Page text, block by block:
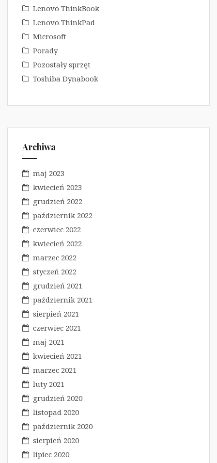
Lenovo ThinkBook
Lenovo ThinkPad
Microsoft
Porady
Pozostały sprzęt
Toshiba Dynabook
Archiwa
maj 2023
kwiecień 2023
grudzień 2022
październik 2022
czerwiec 2022
kwiecień 2022
marzec 2022
styczeń 2022
grudzień 2021
październik 2021
sierpień 2021
czerwiec 2021
maj 2021
kwiecień 2021
marzec 2021
luty 2021
grudzień 2020
listopad 2020
październik 2020
sierpień 2020
lipiec 2020